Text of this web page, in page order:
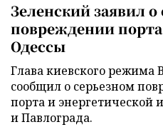
Зеленский заявил о
повреждении
Одессы
Глава киевского
сообщил о серьезном
порта и энергетической
и Павлограда.